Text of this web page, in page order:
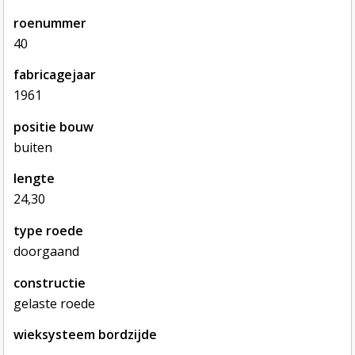
roenummer
40
fabricagejaar
1961
positie bouw
buiten
lengte
24,30
type roede
doorgaand
constructie
gelaste roede
wieksysteem bordzijde